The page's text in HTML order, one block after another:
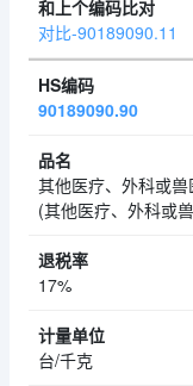
对比-90189090.11
90189090.90
其他医疗、外科或
(其他医疗、外科或
17%
台/千克